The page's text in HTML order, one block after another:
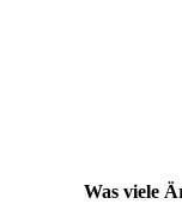
Was viele